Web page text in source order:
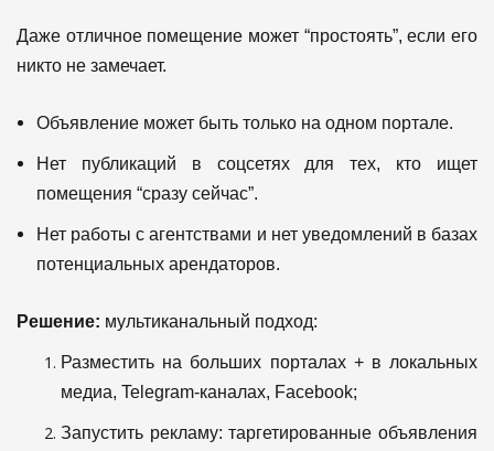
Даже отличное помещение может “простоять”, если его
никто не замечает.
Объявление может быть только на одном портале.
Нет публикаций в соцсетях для тех, кто ищет
помещения “сразу сейчас”.
Нет работы с агентствами и нет уведомлений в базах
потенциальных арендаторов.
Решение: мультиканальный подход:
Разместить на больших порталах + в локальных
медиа, Telegram-каналах, Facebook;
Запустить рекламу: таргетированные объявления